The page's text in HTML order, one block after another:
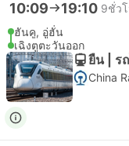
10:09 19:10 9ชั่ว
ฮันคู, อู่ฮั่น
เฉิงตูตะวันออก
ยืน | ร
China